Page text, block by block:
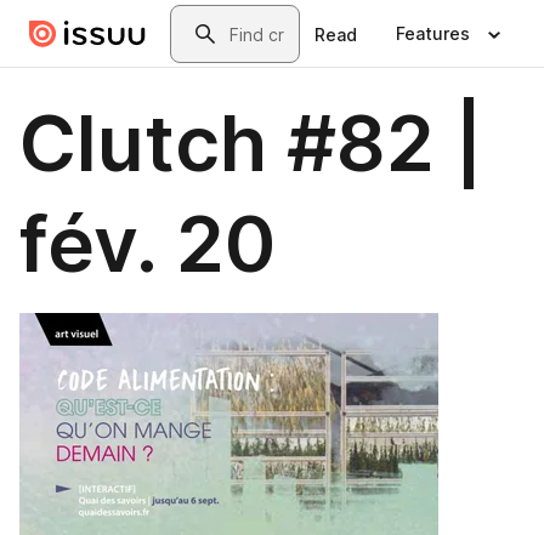
Skip to main contentSearch
Read Features
Clutch #82 |
fév. 20